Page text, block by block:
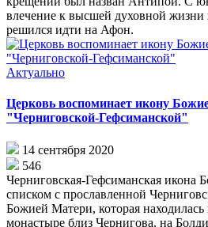
влечение к высшей духовной
решился идти на Афон.
Актуально
Церковь воспоминает икону
"Черниговской-Гефсиманской"
14 сентября 2020
546
Черниговская-Гефсиманская икона
списком с прославленной
Божией Матери, которая
монастыре близ Чернигова, на